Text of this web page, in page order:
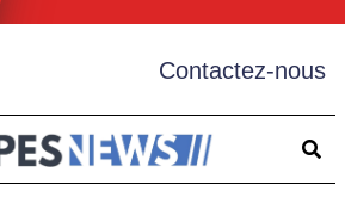
Contactez-nous